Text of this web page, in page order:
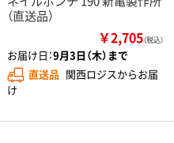
（直送品）
￥2,705（税込）
お届け日：9月3日（木）まで
直送品 関西ロジスからお届
け